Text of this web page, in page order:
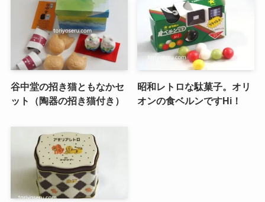
谷中堂の招き猫ともなかセ
ット（陶器の招き猫付き）
昭和レトロな駄菓子。オリ
オンの食ベルンですHi！